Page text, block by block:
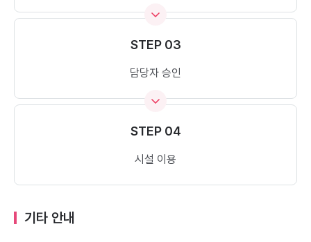
STEP 03
담당자 승인
STEP 04
시설 이용
기타 안내